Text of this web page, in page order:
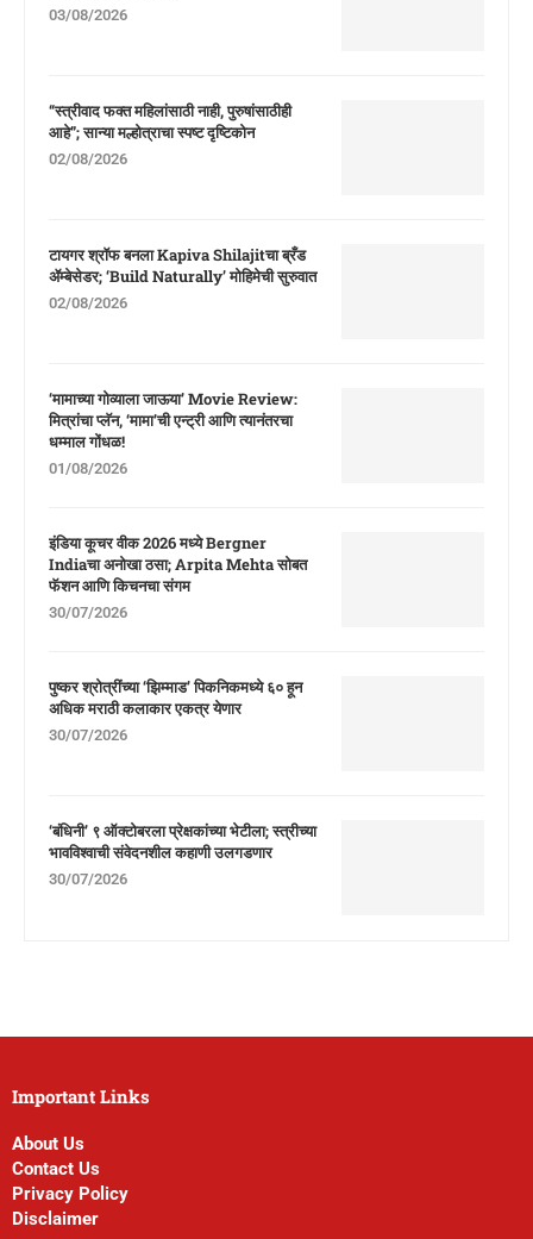
03/08/2026
“स्त्रीवाद फक्त महिलांसाठी नाही, पुरुषांसाठीही
आहे”; सान्या मल्होत्राचा स्पष्ट दृष्टिकोन
02/08/2026
टायगर श्रॉफ बनला Kapiva Shilajitचा ब्रँड
ॲम्बेसेडर; ‘Build Naturally’ मोहिमेची सुरुवात
02/08/2026
‘मामाच्या गोव्याला जाऊया’ Movie Review:
मित्रांचा प्लॅन, ‘मामा’ची एन्ट्री आणि त्यानंतरचा
धम्माल गोंधळ!
01/08/2026
इंडिया कूचर वीक 2026 मध्ये Bergner
Indiaचा अनोखा ठसा; Arpita Mehta सोबत
फॅशन आणि किचनचा संगम
30/07/2026
पुष्कर श्रोत्रींच्या ‘झिम्माड’ पिकनिकमध्ये ६० हून
अधिक मराठी कलाकार एकत्र येणार
30/07/2026
‘बंधिनी’ ९ ऑक्टोबरला प्रेक्षकांच्या भेटीला; स्त्रीच्या
भावविश्वाची संवेदनशील कहाणी उलगडणार
30/07/2026
Important Links
About Us
Contact Us
Privacy Policy
Disclaimer